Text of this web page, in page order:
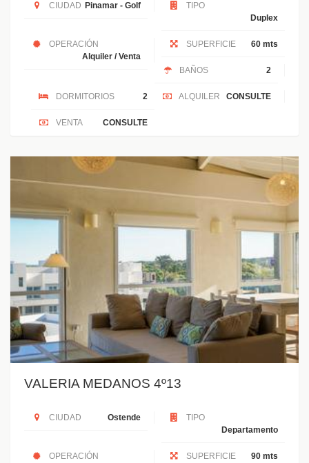
CIUDAD Pinamar - Golf
TIPO
Duplex
OPERACIÓN
Alquiler / Venta
SUPERFICIE 60 mts
BAÑOS 2
DORMITORIOS 2 ALQUILER CONSULTE
VENTA CONSULTE
VALERIA MEDANOS 4º13
CIUDAD Ostende
TIPO
Departamento
OPERACIÓN
SUPERFICIE 90 mts